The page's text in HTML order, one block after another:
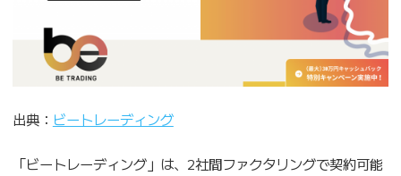
出典： ビートレーディング
「ビートレーディング」は、2社間ファクタリングで契約可能